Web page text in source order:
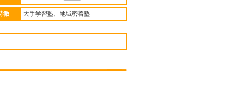
徴 大手学習塾、地域密着塾